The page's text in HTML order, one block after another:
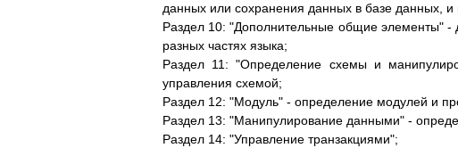
данных или сохранения данных в базе данных,
Раздел 10: "Дополнительные общие элементы"
разных частях языка;
Раздел 11: "Определение схемы и
управления схемой;
Раздел 12: "Модуль" - определение модулей и
Раздел 13: "Манипулирование данными" -
Раздел 14: "Управление транзакциями";